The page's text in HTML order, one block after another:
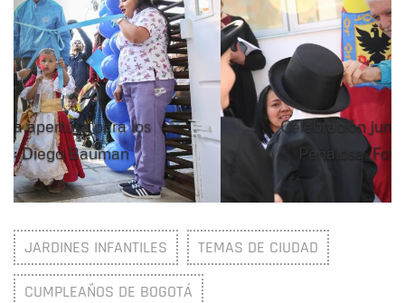
Celebración junto al alcalde Enrique
Peñalosa. Foto: Diego Bauman
JARDINES INFANTILES TEMAS DE CIUDAD
CUMPLEAÑOS DE BOGOTÁ